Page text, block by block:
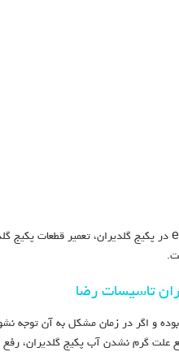
تاسیسات رضا
و اگر در زمان مشکل به آن توجه
علت گرم نشدن آب پکیج گلدیران،